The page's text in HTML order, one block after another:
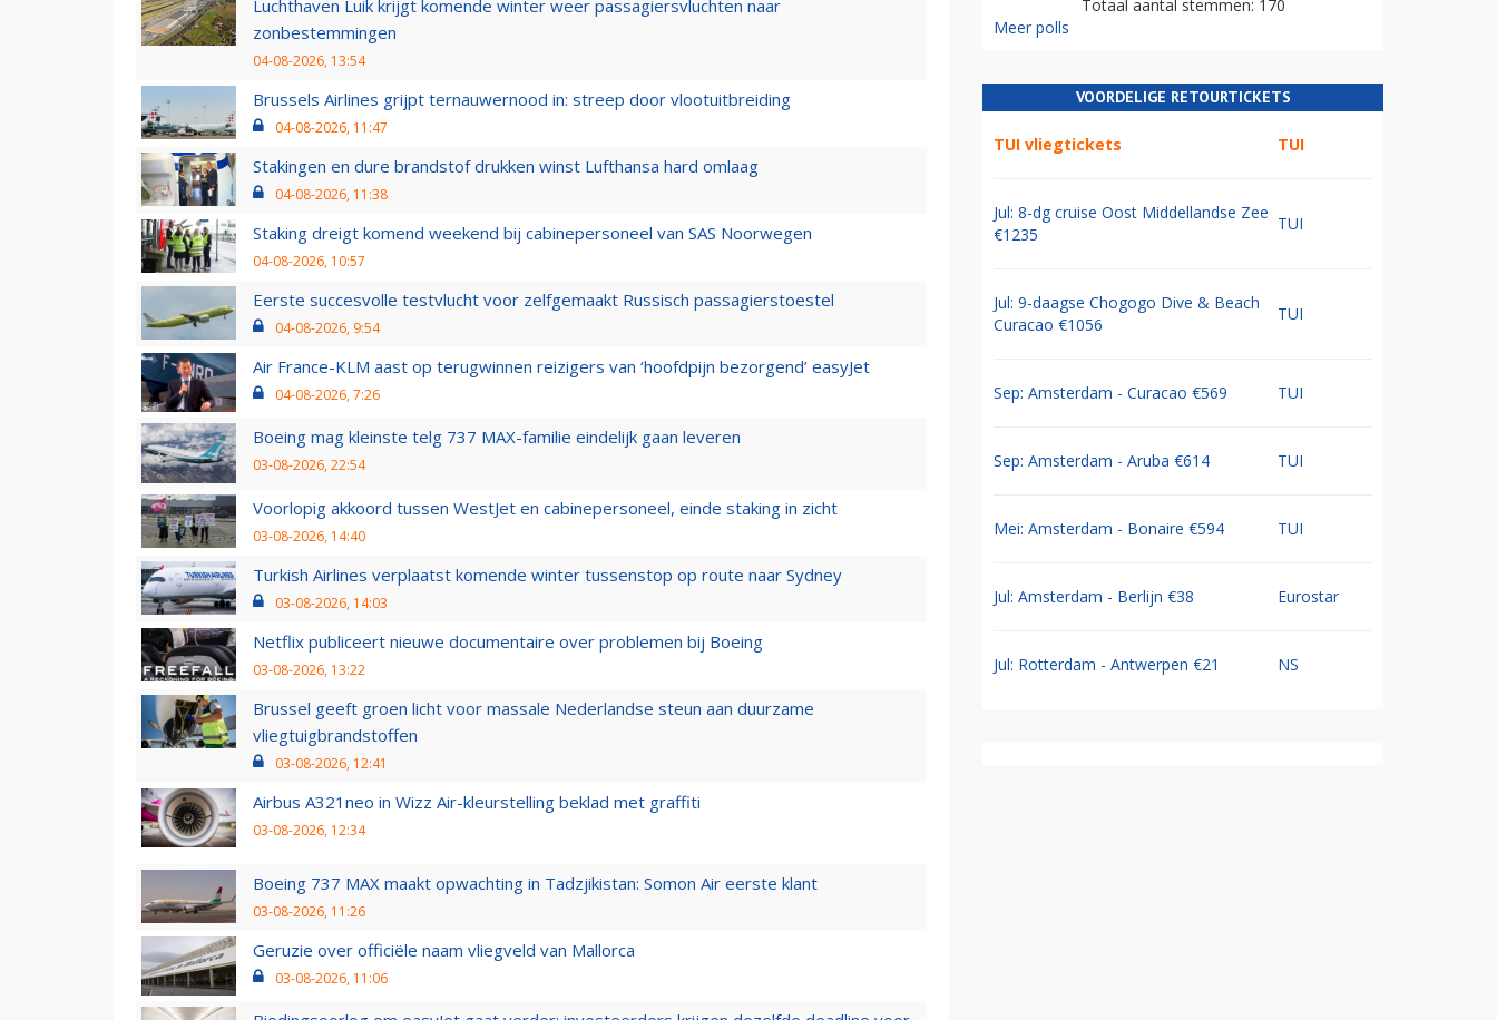
Luchthaven Luik krijgt komende winter weer passagiersvluchten naar
zonbestemmingen
04-08-2026, 13:54
Brussels Airlines grijpt ternauwernood in: streep door vlootuitbreiding
04-08-2026, 11:47
Stakingen en dure brandstof drukken winst Lufthansa hard omlaag
04-08-2026, 11:38
Staking dreigt komend weekend bij cabinepersoneel van SAS Noorwegen
04-08-2026, 10:57
Eerste succesvolle testvlucht voor zelfgemaakt Russisch passagierstoestel
04-08-2026, 9:54
Air France-KLM aast op terugwinnen reizigers van ‘hoofdpijn bezorgend’ easyJet
04-08-2026, 7:26
Boeing mag kleinste telg 737 MAX-familie eindelijk gaan leveren
03-08-2026, 22:54
Voorlopig akkoord tussen WestJet en cabinepersoneel, einde staking in zicht
03-08-2026, 14:40
Turkish Airlines verplaatst komende winter tussenstop op route naar Sydney
03-08-2026, 14:03
Netflix publiceert nieuwe documentaire over problemen bij Boeing
03-08-2026, 13:22
Brussel geeft groen licht voor massale Nederlandse steun aan duurzame
vliegtuigbrandstoffen
03-08-2026, 12:41
Airbus A321neo in Wizz Air-kleurstelling beklad met graffiti
03-08-2026, 12:34
Boeing 737 MAX maakt opwachting in Tadzjikistan: Somon Air eerste klant
03-08-2026, 11:26
Geruzie over officiële naam vliegveld van Mallorca
03-08-2026, 11:06
Totaal aantal stemmen: 170
Meer polls
VOORDELIGE RETOURTICKETS
TUI vliegtickets TUI
Jul: 8-dg cruise Oost Middellandse Zee
€1235
TUI
Jul: 9-daagse Chogogo Dive & Beach
Curacao €1056
TUI
Sep: Amsterdam - Curacao €569 TUI
Sep: Amsterdam - Aruba €614 TUI
Mei: Amsterdam - Bonaire €594 TUI
Jul: Amsterdam - Berlijn €38 Eurostar
Jul: Rotterdam - Antwerpen €21 NS